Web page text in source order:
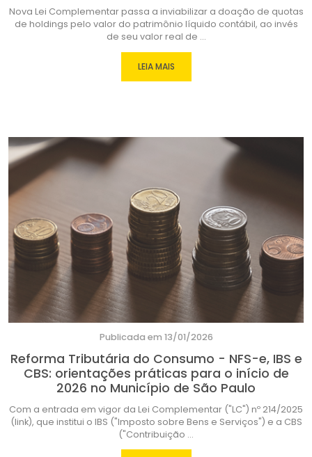
Nova Lei Complementar passa a inviabilizar a doação de quotas
de holdings pelo valor do patrimônio líquido contábil, ao invés
de seu valor real de ...
LEIA MAIS
Publicada em 13/01/2026
Reforma Tributária do Consumo - NFS-e, IBS e
CBS: orientações práticas para o início de
2026 no Município de São Paulo
Com a entrada em vigor da Lei Complementar ("LC") nº 214/2025
(link), que institui o IBS ("Imposto sobre Bens e Serviços") e a CBS
("Contribuição ...